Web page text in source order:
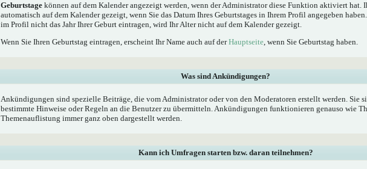
Geburtstage können auf dem Kalender angezeigt werden, wenn der Administrator diese Funktion aktiviert hat.
automatisch auf dem Kalender gezeigt, wenn Sie das Datum Ihres Geburtstages in Ihrem Profil angegeben
im Profil nicht das Jahr Ihrer Geburt eintragen, wird Ihr Alter nicht auf dem Kalender gezeigt.
Wenn Sie Ihren Geburtstag eintragen, erscheint Ihr Name auch auf derHauptseite, wenn Sie Geburtstag haben.
Was sind Ankündigungen?
Ankündigungen sind spezielle Beiträge, die vom Administrator oder von den Moderatoren erstellt werden. Sie
bestimmte Hinweise oder Regeln an die Benutzer zu übermitteln. Ankündigungen funktionieren genauso wie
Themenauflistung immer ganz oben dargestellt werden.
Kann ich Umfragen starten bzw. daran teilnehmen?